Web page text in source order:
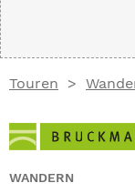
Touren
WANDERN
ABO